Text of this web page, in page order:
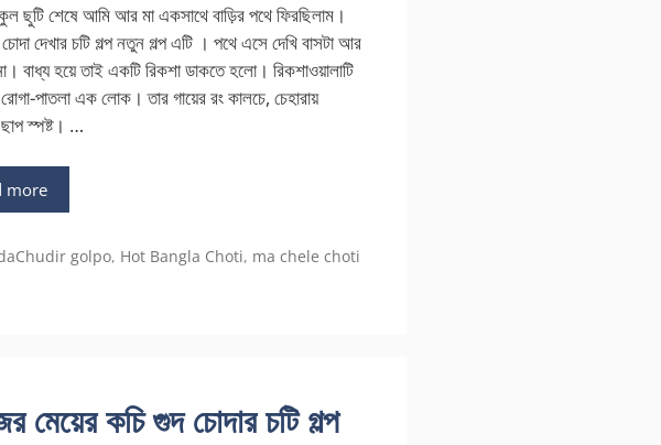
ছুটি শেষে আমি আর মা একসাথে বাড়ির পথে ফিরছিলাম।
দেখার চটি গল্প নতুন গল্প এটি । পথে এসে দেখি বাসটা আর
বাধ্য হয়ে তাই একটি রিকশা ডাকতে হলো। রিকশাওয়ালাটি
পাতলা এক লোক। তার গায়ের রং কালচে, চেহারায়
স্পষ্ট। …
more
golpo, Hot Bangla Choti, ma chele choti
কচি গুদ চোদার চটি গল্প